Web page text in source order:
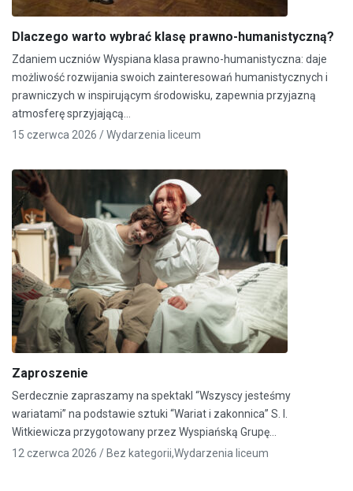
Dlaczego warto wybrać klasę prawno-humanistyczną?
Zdaniem uczniów Wyspiana klasa prawno-humanistyczna: daje
możliwość rozwijania swoich zainteresowań humanistycznych i
prawniczych w inspirującym środowisku, zapewnia przyjazną
atmosferę sprzyjającą…
15 czerwca 2026 /Wydarzenia liceum
Zaproszenie
Serdecznie zapraszamy na spektakl “Wszyscy jesteśmy
wariatami” na podstawie sztuki “Wariat i zakonnica” S. I.
Witkiewicza przygotowany przez Wyspiańską Grupę…
12 czerwca 2026 /Bez kategorii,Wydarzenia liceum